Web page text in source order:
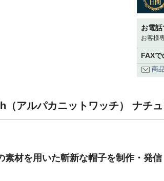
お電
お客様
FAXで
商
（アルパカニットワッチ） ナチ
素材を用いた斬新な帽子を制作・発信